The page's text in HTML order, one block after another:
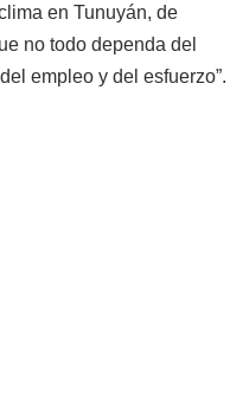
en Tunuyán, de
no todo dependa del
empleo y del esfuerzo”.